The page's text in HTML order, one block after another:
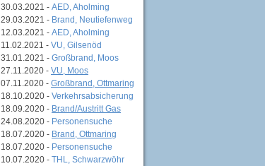
30.03.2021 - AED, Aholming
29.03.2021 - Brand, Neutiefenweg
12.03.2021 - AED, Aholming
11.02.2021 - VU, Gilsenöd
31.01.2021 - Großbrand, Moos
27.11.2020 - VU, Moos
07.11.2020 - Großbrand, Ottmaring
18.10.2020 - Verkehrsabsicherung
18.09.2020 - Brand/Austritt Gas
24.08.2020 - Personensuche
18.07.2020 - Brand, Ottmaring
18.07.2020 - Personensuche
10.07.2020 - THL, Schwarzwöhr